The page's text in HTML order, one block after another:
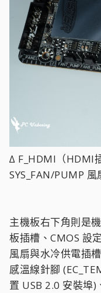
∆ F_HDMI（HDMI
SYS_FAN/PUMP
主機板右下角則是
板插槽、CMOS 設
風扇與水冷供電插
感溫線針腳
置 USB 2.0 安裝埠)